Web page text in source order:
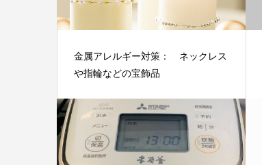
金属アレルギー対策： ネックレス
や指輪などの宝飾品